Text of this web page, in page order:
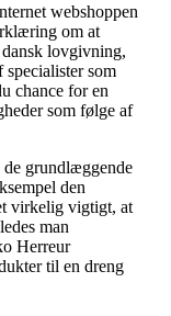
webshoppen
om at
lovgivning,
som
chance for en
som følge af
grundlæggende
den
virkelig vigtigt, at
man
Herreur
til en dreng